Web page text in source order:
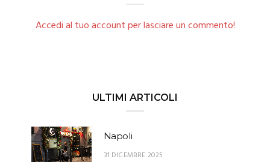
Accedi al tuo account per lasciare un commento!
ULTIMI ARTICOLI
Napoli
31 DICEMBRE 2025